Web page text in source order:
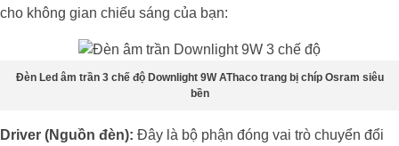
cho không gian chiếu sáng của bạn:
Đèn Led âm trần 3 chế độ Downlight 9W AThaco trang bị chíp Osram siêu
bền
Driver (Nguồn đèn): Đây là bộ phận đóng vai trò chuyển đổi